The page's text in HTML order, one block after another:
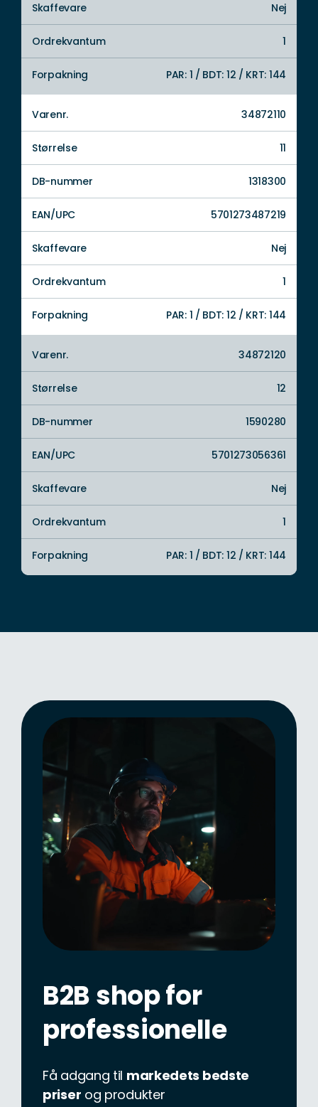
Skaffevare Nej
Ordrekvantum 1
Forpakning PAR: 1 / BDT: 12 / KRT: 144
Varenr. 34872110
Størrelse 11
DB-nummer 1318300
EAN/UPC 5701273487219
Skaffevare Nej
Ordrekvantum 1
Forpakning PAR: 1 / BDT: 12 / KRT: 144
Varenr. 34872120
Størrelse 12
DB-nummer 1590280
EAN/UPC 5701273056361
Skaffevare Nej
Ordrekvantum 1
Forpakning PAR: 1 / BDT: 12 / KRT: 144
B2B shop for
professionelle
Få adgang til markedets bedste
priser og produkter